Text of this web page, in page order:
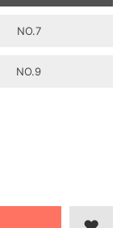
NO.7
NO.9